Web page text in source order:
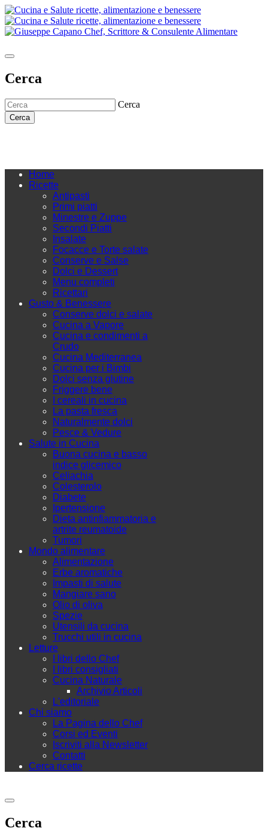
Cerca
Cerca
Cerca
Home
Ricette
Antipasti
Primi piatti
Minestre e Zuppe
Secondi Piatti
Insalate
Focacce e Torte salate
Conserve e Salse
Dolci e Dessert
Menu completi
Ricettari
Gusto & Benessere
Conserve dolci e salate
Cucina a Vapore
Cucina e condimenti a
Crudo
Cucina Mediterranea
Cucina per i Bimbi
Dolci senza glutine
Friggere bene
I cereali in cucina
La pasta fresca
Naturalmente dolci
Pesce & Vedure
Salute in Cucina
Buona cucina e basso
indice glicemico
Celiachia
Colesterolo
Diabete
Ipertensione
Dieta antinfiammatoria e
artrite reumatoide
Tumori
Mondo alimentare
Alimentazione
Erbe aromatiche
Impasti di salute
Mangiare sano
Olio di oliva
Spezie
Utensili da cucina
Trucchi utili in cucina
Letture
I libri dello Chef
I libri consigliati
Cucina Naturale
Archivio Articoli
L'editoriale
Chi siamo
La Pagina dello Chef
Corsi ed Eventi
Iscriviti alla Newsletter
Contatti
Cerca ricette
Cerca